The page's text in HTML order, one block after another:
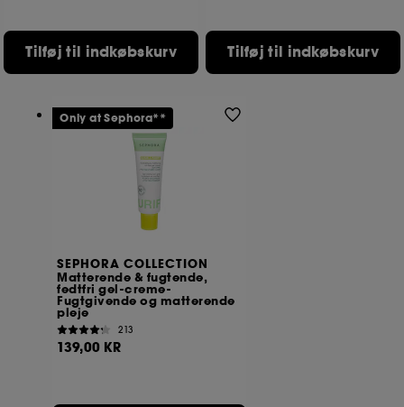
Tilføj til indkøbskurv Tilføj til indkøbskurv
SEPHORA COLLECTION
Matterende & fugtende,
fedtfri gel-creme-
Fugtgivende og matterende
pleje
213
139,00 KR
Only at Sephora**